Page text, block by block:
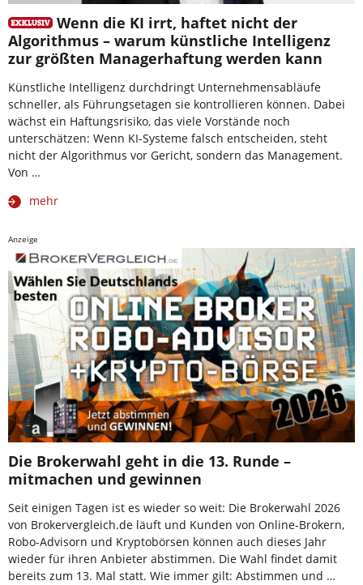
Wenn die KI irrt, haftet nicht der
Algorithmus – warum künstliche Intelligenz
zur größten Managerhaftung werden kann
Künstliche Intelligenz durchdringt Unternehmensabläufe
schneller, als Führungsetagen sie kontrollieren können. Dabei
wächst ein Haftungsrisiko, das viele Vorstände noch
unterschätzen: Wenn KI-Systeme falsch entscheiden, steht
nicht der Algorithmus vor Gericht, sondern das Management.
Von …
mehr
Anzeige
Die Brokerwahl geht in die 13. Runde –
mitmachen und gewinnen
Seit einigen Tagen ist es wieder so weit: Die Brokerwahl 2026
von Brokervergleich.de läuft und Kunden von Online-Brokern,
Robo-Advisorn und Kryptobörsen können auch dieses Jahr
wieder für ihren Anbieter abstimmen. Die Wahl findet damit
bereits zum 13. Mal statt. Wie immer gilt: Abstimmen und …